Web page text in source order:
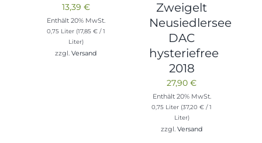
13,39 €
Enthält 20% MwSt.
0,75 Liter (17,85 €/ 1
Liter)
zzgl.Versand
Zweigelt
Neusiedlersee
DAC
hysteriefree
2018
27,90€
Enthält 20% MwSt.
0,75 Liter (37,20€ / 1
Liter)
zzgl.Versand